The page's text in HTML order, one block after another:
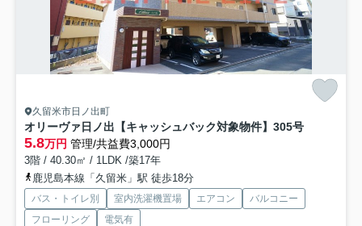
久留米市日ノ出町
オリーヴァ日ノ出【キャッシュバック対象物件】 305号
5.8万円 管理/共益費3,000円
3階 / 40.30㎡ / 1LDK /築17年
鹿児島本線「久留米」駅 徒歩18分
バス・トイレ別 室内洗濯機置場 エアコン
バルコニー
フローリング
電気有